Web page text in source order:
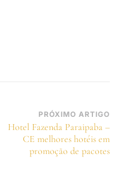
PRÓXIMO ARTIGO
Hotel Fazenda Paraipaba –
CE melhores hotéis em
promoção de pacotes